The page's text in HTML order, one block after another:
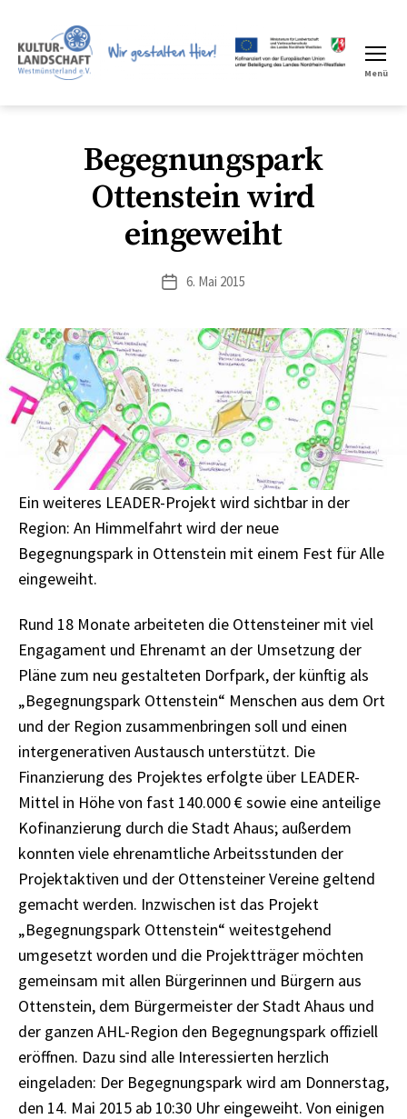
Region
Menü
Begegnungspark
Ottenstein wird
eingeweiht
Veröffentlichungsdatum
6. Mai 2015
Ein weiteres LEADER-Projekt wird sichtbar in der
Region: An Himmelfahrt wird der neue
Begegnungspark in Ottenstein mit einem Fest für Alle
eingeweiht.
Rund 18 Monate arbeiteten die Ottensteiner mit viel
Engagament und Ehrenamt an der Umsetzung der
Pläne zum neu gestalteten Dorfpark, der künftig als
„Begegnungspark Ottenstein“ Menschen aus dem Ort
und der Region zusammenbringen soll und einen
intergenerativen Austausch unterstützt. Die
Finanzierung des Projektes erfolgte über LEADER-
Mittel in Höhe von fast 140.000 € sowie eine anteilige
Kofinanzierung durch die Stadt Ahaus; außerdem
konnten viele ehrenamtliche Arbeitsstunden der
Projektaktiven und der Ottensteiner Vereine geltend
gemacht werden. Inzwischen ist das Projekt
„Begegnungspark Ottenstein“ weitestgehend
umgesetzt worden und die Projektträger möchten
gemeinsam mit allen Bürgerinnen und Bürgern aus
Ottenstein, dem Bürgermeister der Stadt Ahaus und
der ganzen AHL-Region den Begegnungspark offiziell
eröffnen. Dazu sind alle Interessierten herzlich
eingeladen: Der Begegnungspark wird am Donnerstag,
den 14. Mai 2015 ab 10:30 Uhr eingeweiht. Von einigen